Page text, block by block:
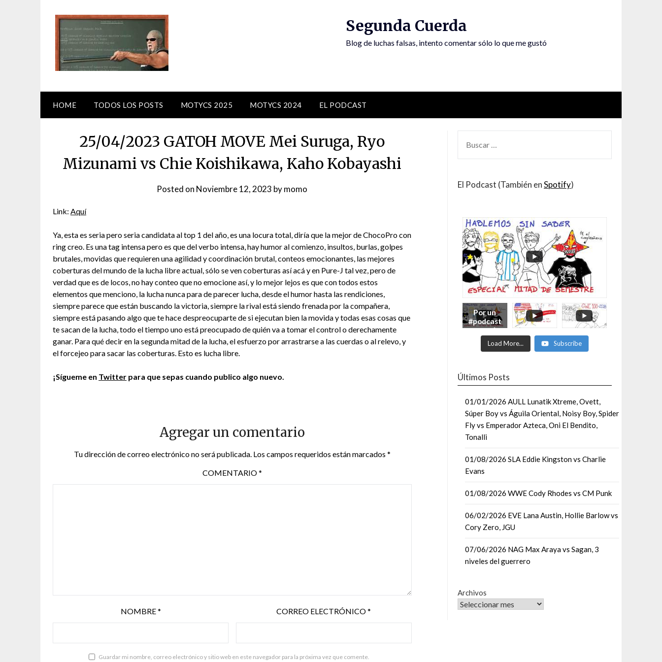
Segunda Cuerda
Blog de luchas falsas, intento comentar sólo lo que me gustó
HOME TODOS LOS POSTS MOTYCS 2025 MOTYCS 2024 EL PODCAST
25/04/2023 GATOH MOVE Mei Suruga, Ryo
Mizunami vs Chie Koishikawa, Kaho Kobayashi
Posted on Noviembre 12, 2023 bymomo
Link: Aquí
Ya, esta es seria pero seria candidata al top 1 del año, es una locura total, diría que la mejor de ChocoPro con
ring creo. Es una tag intensa pero es que del verbo intensa, hay humor al comienzo, insultos, burlas, golpes
brutales, movidas que requieren una agilidad y coordinación brutal, conteos emocionantes, las mejores
coberturas del mundo de la lucha libre actual, sólo se ven coberturas así acá y en Pure-J tal vez, pero de
verdad que es de locos, no hay conteo que no emocione así, y lo mejor lejos es que con todos estos
elementos que menciono, la lucha nunca para de parecer lucha, desde el humor hasta las rendiciones,
siempre parece que están buscando la victoria, siempre la rival está siendo frenada por la compañera,
siempre está pasando algo que te hace despreocuparte de si ejecutan bien la movida y todas esas cosas que
te sacan de la lucha, todo el tiempo uno está preocupado de quién va a tomar el control o derechamente
ganar. Para qué decir en la segunda mitad de la lucha, el esfuerzo por arrastrarse a las cuerdas o al relevo, y
el forcejeo para sacar las coberturas. Esto es lucha libre.
¡Sígueme en Twitter para que sepas cuando publico algo nuevo.
Agregar un comentario
Tu dirección de correo electrónico no será publicada. Los campos requeridos están marcados *
COMENTARIO*
NOMBRE* CORREO ELECTRÓNICO*
Guardar mi nombre, correo electrónico y sitio web en este navegador para la próxima vez que comente.
POR:
El Podcast (También enSpotify)
Por un
#podcast
con más
Moonsaul
ts #93:
MITAD
DE AÑO
Load More... Subscribe
Últimos Posts
01/01/2026 AULL Lunatik Xtreme, Ovett,
Súper Boy vs Águila Oriental, Noisy Boy, Spider
Fly vs Emperador Azteca, Oni El Bendito,
Tonalli
01/08/2026 SLA Eddie Kingston vs Charlie
Evans
01/08/2026 WWE Cody Rhodes vs CM Punk
06/02/2026 EVE Lana Austin, Hollie Barlow vs
Cory Zero, JGU
07/06/2026 NAG Max Araya vs Sagan, 3
niveles del guerrero
Archivos